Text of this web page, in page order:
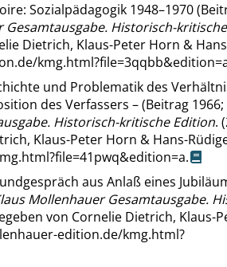
Sozialpädagogik 1948–1970
Gesamtausgabe. Historisch-
Dietrich, Klaus-Peter Horn &
und Problematik des
des Verfassers – (Beitrag 1966;
Historisch-kritische Edition.
Klaus-Peter Horn & Hans-
.
aus Anlaß eines
Mollenhauer Gesamtausgabe.
von Cornelie Dietrich, Klaus-
edition.de/kmg.html?